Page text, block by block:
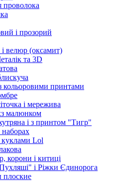
проволока
і прозорий
велюр (оксамит)
та 3D
кольоровими принтами
і мережива
малюнком
і з принтом "Тигр"
Lol
корони і китиці
і Ріжки Єдинорога